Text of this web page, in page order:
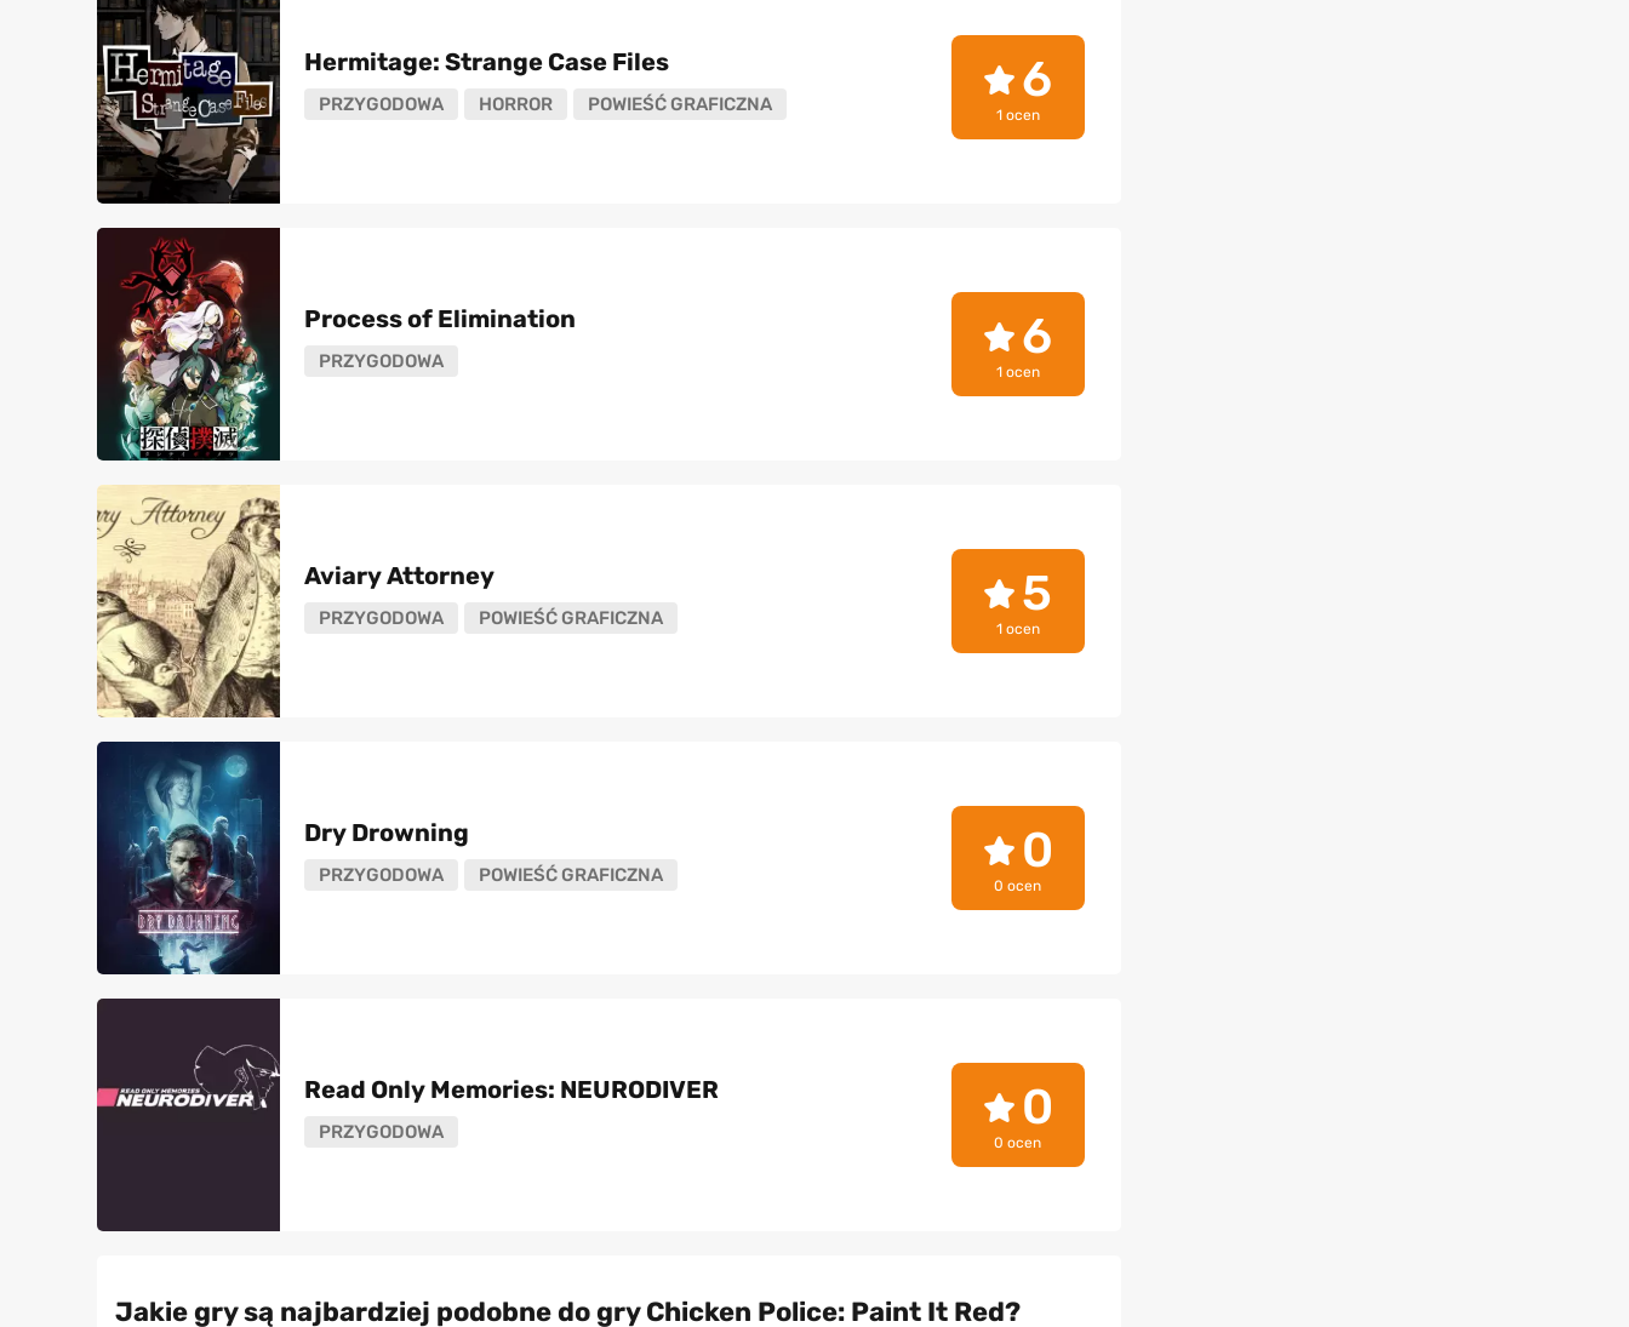
Hermitage: Strange Case Files
PRZYGODOWA HORROR POWIEŚĆ GRAFICZNA 6
1 ocen
Process of Elimination
PRZYGODOWA 6
1 ocen
Aviary Attorney
PRZYGODOWA POWIEŚĆ GRAFICZNA 5
1 ocen
Dry Drowning
PRZYGODOWA POWIEŚĆ GRAFICZNA 0
0 ocen
Read Only Memories: NEURODIVER
PRZYGODOWA 0
0 ocen
Jakie gry są najbardziej podobne do gry Chicken Police: Paint It Red?